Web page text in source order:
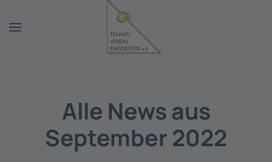
Zum Hauptinhalt springen
Alle News aus
September 2022